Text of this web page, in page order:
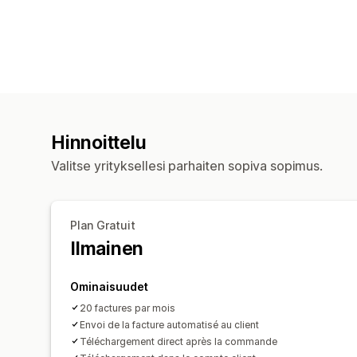
Hinnoittelu
Valitse yrityksellesi parhaiten sopiva sopimus.
Plan Gratuit
Ilmainen
Ominaisuudet
20 factures par mois
Envoi de la facture automatisé au client
Téléchargement direct après la commande